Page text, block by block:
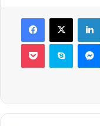
Facebook
X
Pocket Skype